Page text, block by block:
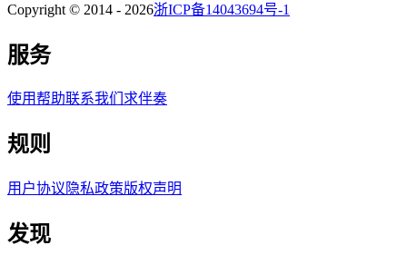
Copyright © 2014 - 2026浙ICP备14043694号-1
服务
使用帮助联系我们 求伴奏
规则
用户协议 隐私政策版权声明
发现